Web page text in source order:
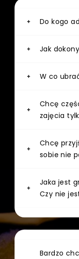
Do kogo
Jak
W co
Chcę
zajęcia
Chcę
sobie nie
Jaka jest
Czy nie
Bardzo